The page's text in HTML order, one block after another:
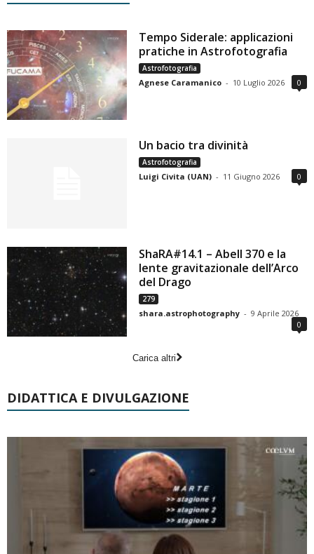
Tempo Siderale: applicazioni
pratiche in Astrofotografia
Astrofotografia
Agnese Caramanico - 10 Luglio 2026 0
Un bacio tra divinità
Astrofotografia
Luigi Civita (UAN) - 11 Giugno 2026 0
ShaRA#14.1 – Abell 370 e la
lente gravitazionale dell’Arco
del Drago
279
shara.astrophotography - 9 Aprile 2026
0
Carica altri
DIDATTICA E DIVULGAZIONE